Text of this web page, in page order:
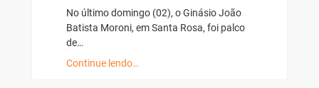
No último domingo (02), o Ginásio João
Batista Moroni, em Santa Rosa, foi palco
de…
Continue lendo…